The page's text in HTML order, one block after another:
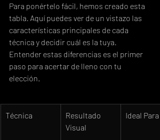
Para ponértelo fácil, hemos creado esta
tabla. Aquí puedes ver de un vistazo las
características principales de cada
técnica y decidir cuál es la tuya.
Entender estas diferencias es el primer
paso para acertar de lleno con tu
elección.
Técnica
Resultado
Visual
Ideal Para